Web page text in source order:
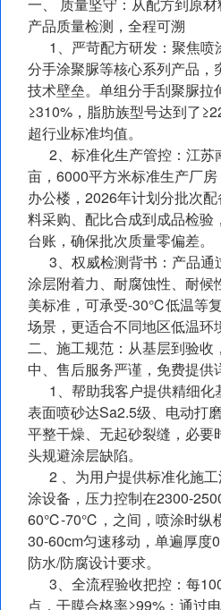
一、 质量坚守：从配方到原
产品质量检测，全程可溯
1、严苛配方研发：聚焦喷
分手涂聚脲等核心系列产品，
技术壁垒。单组分手刮聚脲
≥310%，脂肪族型号达到了
超行业标准均值。
2、标准化生产管控：江苏
亩，6000平方米标准生产厂
办公楼，2026年计划分批次
料采购、配比合成到成品检验
台账，确保批次质量零偏差。
3、权威检测背书：产品通
涂层附着力、耐腐蚀性、耐候
美标准，可承受-30℃低温等
场景，更适合不同地区低温环
二、施工规范：从基层到验收
中、售后服务严谨，免费提供
1、帮助我客户提供精细化
表面喷砂达Sa2.5级、电动打
平整干燥、无起砂裂缝，必要
头规避涂层缺陷。
2 、为用户提供标准化施工
涂设备，压力控制在2300-
60℃-70℃，之间，喷涂时纵
30-60cm匀速移动，单遍厚度
防水/防腐设计要求。
3、全流程验收把控：每
点，干膜合格率≥99%；通过